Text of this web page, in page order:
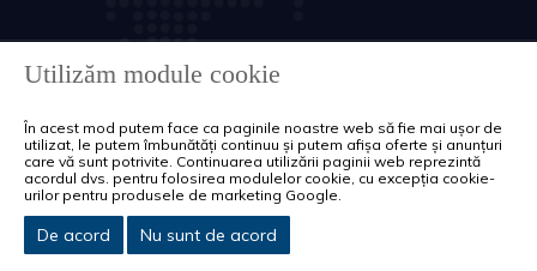
drepturile rezervate.
Harta site
Politica de cookie-uri
Utilizăm module cookie
În acest mod putem face ca paginile noastre web să fie mai ușor de
utilizat, le putem îmbunătăți continuu și putem afișa oferte și anunțuri
care vă sunt potrivite. Continuarea utilizării paginii web reprezintă
acordul dvs. pentru folosirea modulelor cookie, cu excepția cookie-
urilor pentru produsele de marketing Google.
De acord Nu sunt de acord